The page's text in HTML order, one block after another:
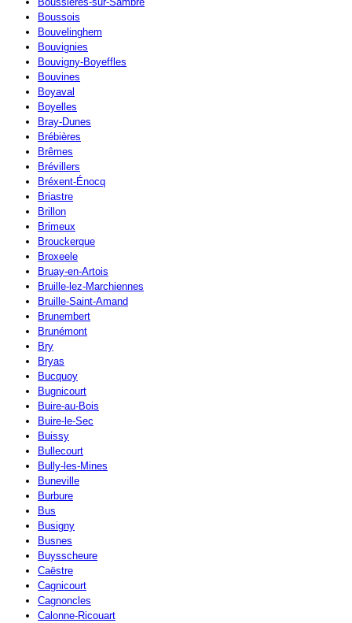
Boussois
Bouvelinghem
Bouvignies
Bouvigny-Boyeffles
Bouvines
Boyaval
Boyelles
Bray-Dunes
Brébières
Brêmes
Brévillers
Bréxent-Énocq
Briastre
Brillon
Brimeux
Brouckerque
Broxeele
Bruay-en-Artois
Bruille-lez-Marchiennes
Bruille-Saint-Amand
Brunembert
Brunémont
Bry
Bryas
Bucquoy
Bugnicourt
Buire-au-Bois
Buire-le-Sec
Buissy
Bullecourt
Bully-les-Mines
Buneville
Burbure
Bus
Busigny
Busnes
Buysscheure
Caëstre
Cagnicourt
Cagnoncles
Calonne-Ricouart